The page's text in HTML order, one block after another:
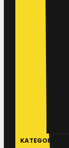
KATEGORIJE